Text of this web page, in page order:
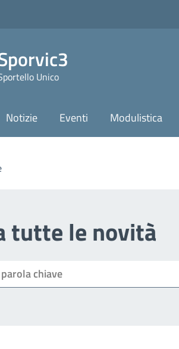
Unico
Notizie Eventi Modulistica
tutte le novità